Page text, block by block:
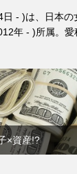
- )は、日本
年 - )所属。愛
×資産!?